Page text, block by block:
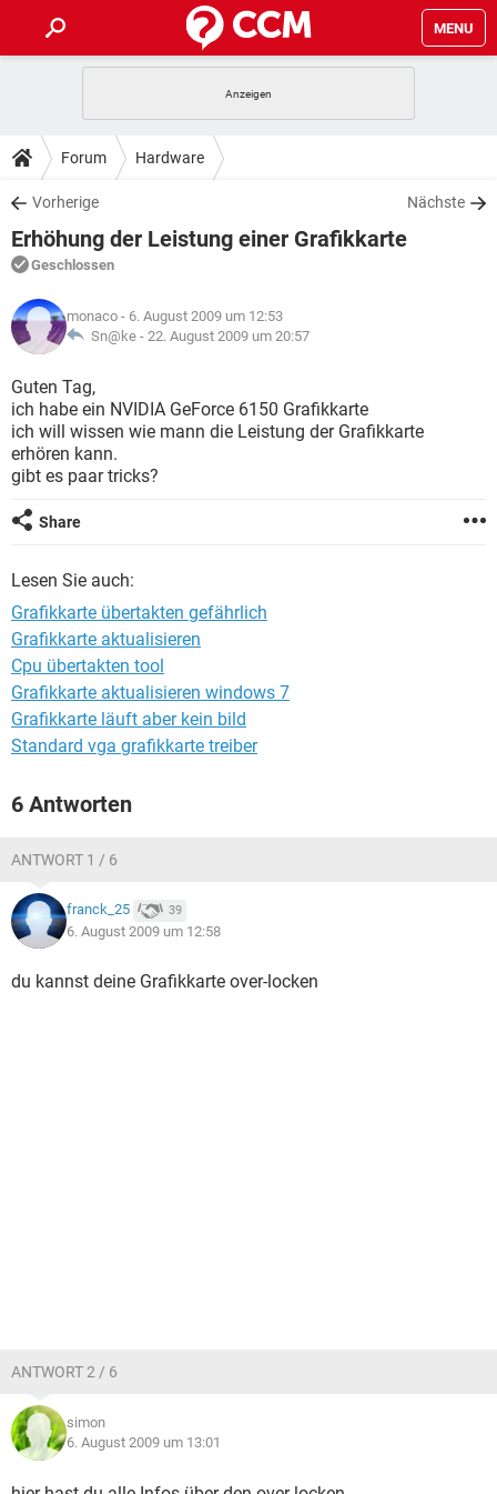
MENU
ANDROID
WINDOWS 10
WHATSAPP TIKTOK
FACEBOOK
TIPPS & TRICKS
SPIELE
WINDOWS 10
WHATSAPP
FACEBOOK HARDWARE
DOWNLOADS
SPIELE STREAMING
ANDROID
WINDOWS 10 INSTAGRAM
WHATSAPP
FACEBOOK
FORUM
SPIELE
ANDROID IOS
WHATSAPP TIKTOK
FACEBOOK
LEXIKON
SPIELE
ANDROID
WINDOWS 10 INSTAGRAM
WHATSAPP
Forum Hardware
Vorherige Nächste
Erhöhung der Leistung einer Grafikkarte
Geschlossen
monaco - 6. August 2009 um 12:53
Sn@ke - 22. August 2009 um 20:57
Guten Tag,
ich habe ein NVIDIA GeForce 6150 Grafikkarte
ich will wissen wie mann die Leistung der Grafikkarte
erhören kann.
gibt es paar tricks?
Share
Lesen Sie auch:
Grafikkarte übertakten gefährlich
Grafikkarte aktualisieren
Cpu übertakten tool
Grafikkarte aktualisieren windows 7
Grafikkarte läuft aber kein bild
Standard vga grafikkarte treiber
6 Antworten
ANTWORT 1 / 6
franck_25 39
6. August 2009 um 12:58
du kannst deine Grafikkarte over-locken
ANTWORT 2 / 6
simon
6. August 2009 um 13:01